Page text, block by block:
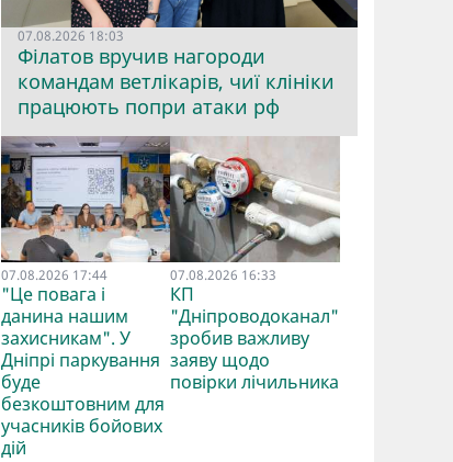
07.08.2026 18:03
Філатов вручив нагороди
командам ветлікарів, чиї клініки
працюють попри атаки рф
07.08.2026 17:44
"Це повага і
данина нашим
захисникам". У
Дніпрі паркування
буде
безкоштовним для
учасників бойових
дій
07.08.2026 16:33
КП
"Дніпроводоканал"
зробив важливу
заяву щодо
повірки лічильника